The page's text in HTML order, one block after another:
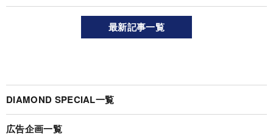
最新記事一覧
DIAMOND SPECIAL一覧
広告企画一覧